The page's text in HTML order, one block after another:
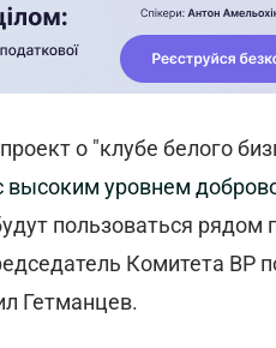
о "клубе белого
высоким уровнем
пользоваться
Комитета ВР
Гетманцев.